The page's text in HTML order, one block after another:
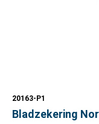
20163-P1
Bladzekering